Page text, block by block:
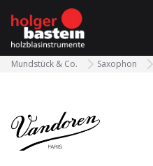
bastein
Mundstück & Co. Saxophon